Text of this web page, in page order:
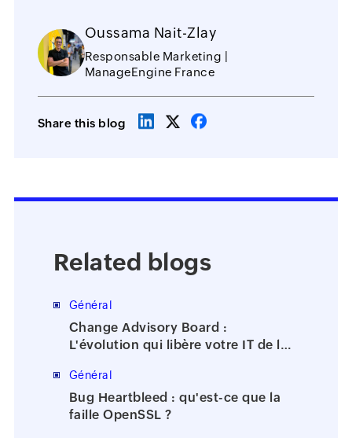
Oussama Nait-Zlay
Responsable Marketing |
ManageEngine France
Share this blog
Related blogs
Général
Change Advisory Board :
L'évolution qui libère votre IT de la
Général
Bug Heartbleed : qu'est-ce que la
faille OpenSSL ?